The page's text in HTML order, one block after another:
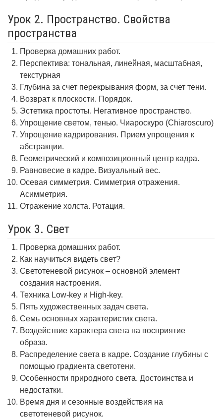
Урок 2. Пространство. Свойства
пространства
Проверка домашних работ.
Перспектива: тональная, линейная, масштабная,
текстурная
Глубина за счет перекрывания форм, за счет тени.
Возврат к плоскости. Порядок.
Эстетика простоты. Негативное пространство.
Упрощение светом, тенью. Чиароскуро (Chiaroscuro)
Упрощение кадрирования. Прием упрощения к
абстракции.
Геометрический и композиционный центр кадра.
Равновесие в кадре. Визуальный вес.
Осевая симметрия. Симметрия отражения.
Асимметрия.
Отражение холста. Ротация.
Урок 3. Свет
Проверка домашних работ.
Как научиться видеть свет?
Светотеневой рисунок – основной элемент
создания настроения.
Техника Low-key и High-key.
Пять художественных задач света.
Семь основных характеристик света.
Воздействие характера света на восприятие
образа.
Распределение света в кадре. Создание глубины с
помощью градиента светотени.
Особенности природного света. Достоинства и
недостатки.
Время дня и сезонные воздействия на
светотеневой рисунок.